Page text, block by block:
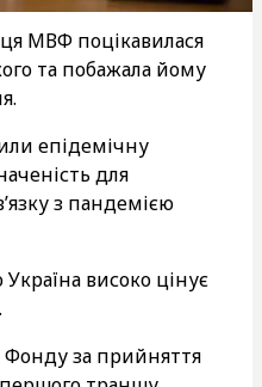
МВФ поцікавилася
та побажала йому
епідемічну
для
з пандемією
високо цінує
Фонду за прийняття